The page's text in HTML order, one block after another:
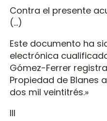
Contra el presente
(…)
Este documento ha
electrónica
Gómez-Ferrer
Propiedad de Blanes
dos mil veintitrés.»
III